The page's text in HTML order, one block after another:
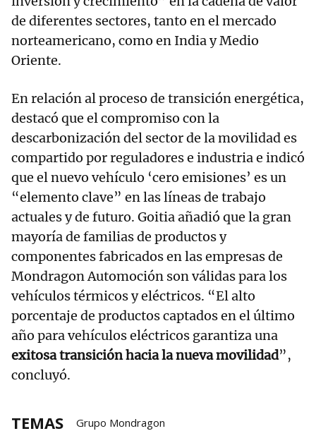
de diferentes sectores, tanto en el mercado
norteamericano, como en India y Medio
Oriente.
En relación al proceso de transición energética,
destacó que el compromiso con la
descarbonización del sector de la movilidad es
compartido por reguladores e industria e indicó
que el nuevo vehículo ‘cero emisiones’ es un
“elemento clave” en las líneas de trabajo
actuales y de futuro. Goitia añadió que la gran
mayoría de familias de productos y
componentes fabricados en las empresas de
Mondragon Automoción son válidas para los
vehículos térmicos y eléctricos. “El alto
porcentaje de productos captados en el último
año para vehículos eléctricos garantiza una
exitosa transición hacia la nueva movilidad”,
concluyó.
TEMAS Grupo Mondragon